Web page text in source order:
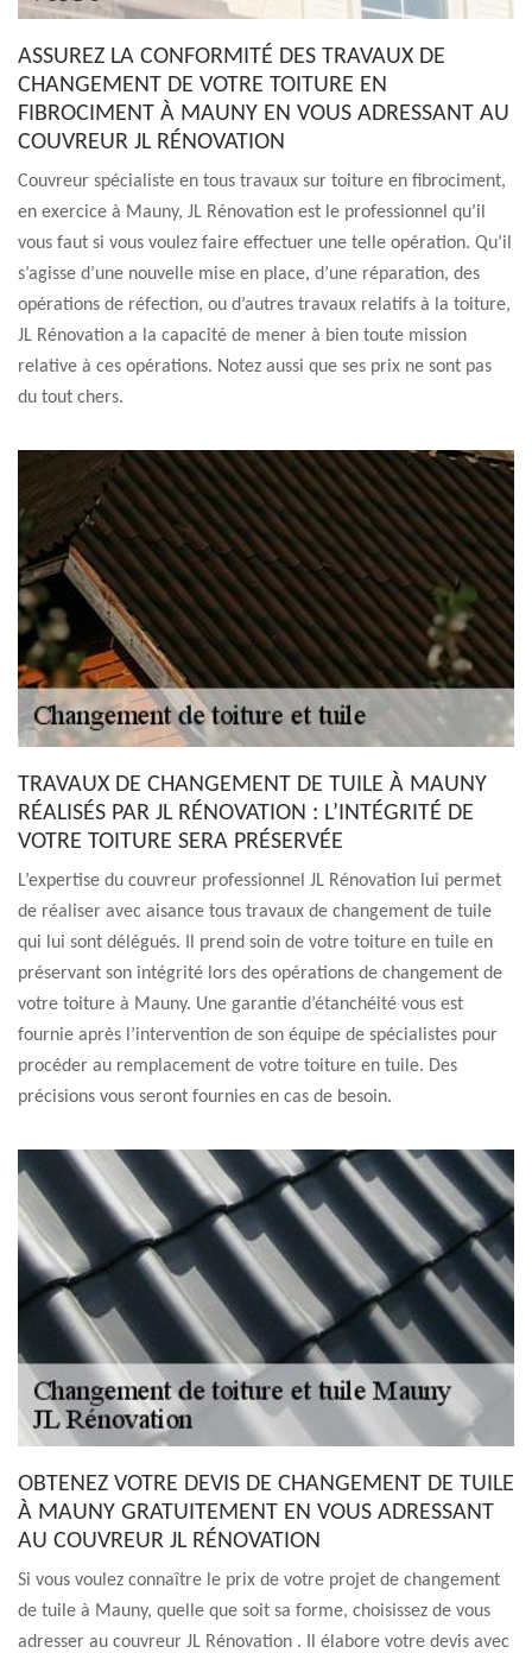
ASSUREZ LA CONFORMITÉ DES TRAVAUX DE
CHANGEMENT DE VOTRE TOITURE EN
FIBROCIMENT À MAUNY EN VOUS ADRESSANT AU
COUVREUR JL RÉNOVATION
Couvreur spécialiste en tous travaux sur toiture en fibrociment,
en exercice à Mauny, JL Rénovation est le professionnel qu’il
vous faut si vous voulez faire effectuer une telle opération. Qu’il
s’agisse d’une nouvelle mise en place, d’une réparation, des
opérations de réfection, ou d’autres travaux relatifs à la toiture,
JL Rénovation a la capacité de mener à bien toute mission
relative à ces opérations. Notez aussi que ses prix ne sont pas
du tout chers.
TRAVAUX DE CHANGEMENT DE TUILE À MAUNY
RÉALISÉS PAR JL RÉNOVATION : L’INTÉGRITÉ DE
VOTRE TOITURE SERA PRÉSERVÉE
L’expertise du couvreur professionnel JL Rénovation lui permet
de réaliser avec aisance tous travaux de changement de tuile
qui lui sont délégués. Il prend soin de votre toiture en tuile en
préservant son intégrité lors des opérations de changement de
votre toiture à Mauny. Une garantie d’étanchéité vous est
fournie après l’intervention de son équipe de spécialistes pour
procéder au remplacement de votre toiture en tuile. Des
précisions vous seront fournies en cas de besoin.
OBTENEZ VOTRE DEVIS DE CHANGEMENT DE TUILE
À MAUNY GRATUITEMENT EN VOUS ADRESSANT
AU COUVREUR JL RÉNOVATION
Si vous voulez connaître le prix de votre projet de changement
de tuile à Mauny, quelle que soit sa forme, choisissez de vous
adresser au couvreur JL Rénovation . Il élabore votre devis avec